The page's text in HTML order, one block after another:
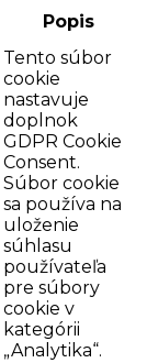
Popis
Tento súbor
cookie
nastavuje
doplnok
GDPR Cookie
Consent.
Súbor cookie
sa používa na
uloženie
súhlasu
používateľa
pre súbory
cookie v
kategórii
„Analytika“.